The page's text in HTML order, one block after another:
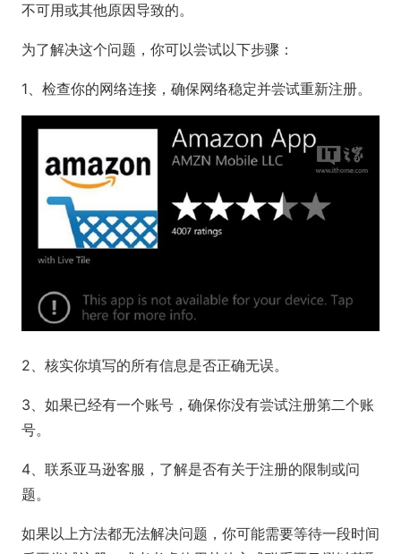
不可用或其他原因导致的。
为了解决这个问题，你可以尝试以下步骤：
1、检查你的网络连接，确保网络稳定并尝试重新注册。
2、核实你填写的所有信息是否正确无误。
3、如果已经有一个账号，确保你没有尝试注册第二个账
号。
4、联系亚马逊客服，了解是否有关于注册的限制或问
题。
如果以上方法都无法解决问题，你可能需要等待一段时间